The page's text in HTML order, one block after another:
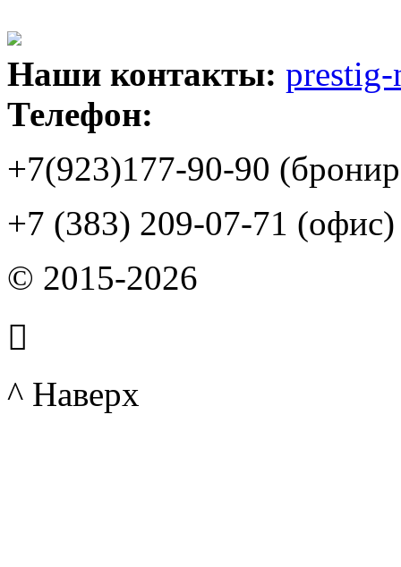
Наши контакты:
Телефон:
+7(923)177-90-90
+7 (383) 209-07-71 (офис)
© 2015-2026

^ Наверх